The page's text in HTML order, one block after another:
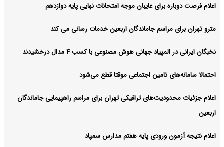
اعلام فرصت دوباره برای غایبان موجه امتحانات نهایی پایه دوازدهم
مترو تهران برای مراسم جاماندگان اربعین خدمات رسانی می کند
نخبگان ایرانی در المپیاد جهانی هوش مصنوعی با کسب ۴ مدال درخشیدند
احتمالا سامانه‌های تامین اجتماعی موقتا قطع می‌شود
اعلام جزئیات محدودیت‌های ترافیکی تهران برای مراسم راهپیمایی جاماندگان
اربعین
اعلام نتیجه آزمون ورودی پایه هفتم مدارس سمپاد